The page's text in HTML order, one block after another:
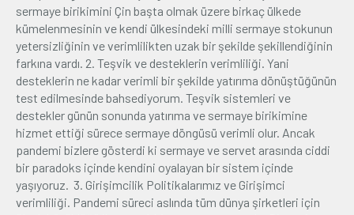
sermaye birikimini Çin başta olmak üzere birkaç ülkede
kümelenmesinin ve kendi ülkesindeki milli sermaye stokunun
yetersizliğinin ve verimlilikten uzak bir şekilde şekillendiğinin
farkına vardı. 2. Teşvik ve desteklerin verimliliği. Yani
desteklerin ne kadar verimli bir şekilde yatırıma dönüştüğünün
test edilmesinde bahsediyorum. Teşvik sistemleri ve
destekler günün sonunda yatırıma ve sermaye birikimine
hizmet ettiği sürece sermaye döngüsü verimli olur. Ancak
pandemi bizlere gösterdi ki sermaye ve servet arasında ciddi
bir paradoks içinde kendini oyalayan bir sistem içinde
yaşıyoruz. 3. Girişimcilik Politikalarımız ve Girişimci
verimliliği. Pandemi süreci aslında tüm dünya şirketleri için